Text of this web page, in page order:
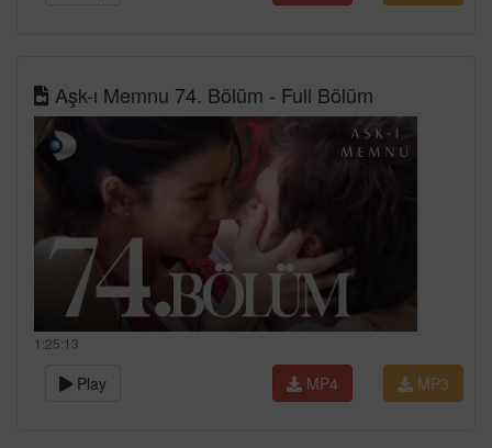
Aşk-ı Memnu 74. Bölüm - Full Bölüm
1:25:13
Play MP3
MP4